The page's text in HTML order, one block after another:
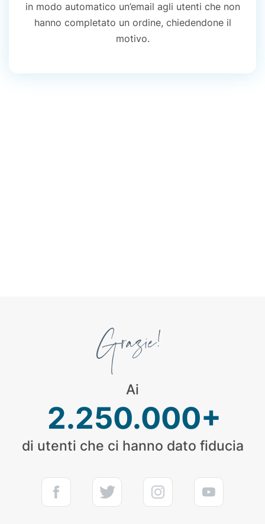
in modo automatico un’email agli utenti che non
hanno completato un ordine, chiedendone il
motivo.
Ai
2.250.000+
di utenti che ci hanno dato fiducia